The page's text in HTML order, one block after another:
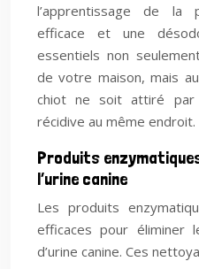
l’apprentissage de la
efficace et une
essentiels non
de votre maison, mais
chiot ne soit attiré par
récidive au même endroit.
Produits
l’urine canine
Les produits
efficaces pour éliminer
d’urine canine. Ces